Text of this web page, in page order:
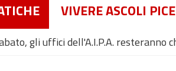
VIVERE ASCOLI
gli uffici dell'A.I.P.A. resteranno